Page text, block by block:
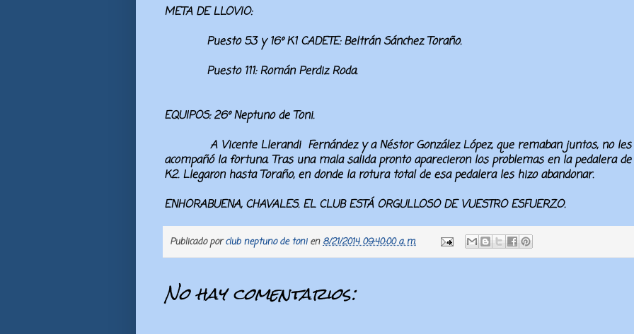
META DE LLOVIO:
Puesto 53 y 16º K1 CADETE:Beltrán Sánchez Toraño.
Puesto 111:Román Perdiz Roda.
EQUIPOS: 26ºNeptuno de Toni.
AVicente LlerandiFernández y aNéstor González López, que remaban juntos, no les
acompañó la fortuna. Tras una mala salida pronto aparecieron los problemas en la pedalera
K2. Llegaron hasta Toraño, en donde la rotura total de esa pedalera les hizo abandonar.
ENHORABUENA, CHAVALES. EL CLUB ESTÁ ORGULLOSO DE VUESTRO ESFUERZO.
Publicado porclub neptuno de toni en 8/21/2014 09:40:00 a. m.
No hay comentarios: